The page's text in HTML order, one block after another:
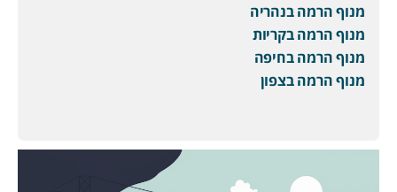
מנוף הרמה בנהריה
מנוף הרמה בקריות
מנוף הרמה בחיפה
מנוף הרמה בצפון